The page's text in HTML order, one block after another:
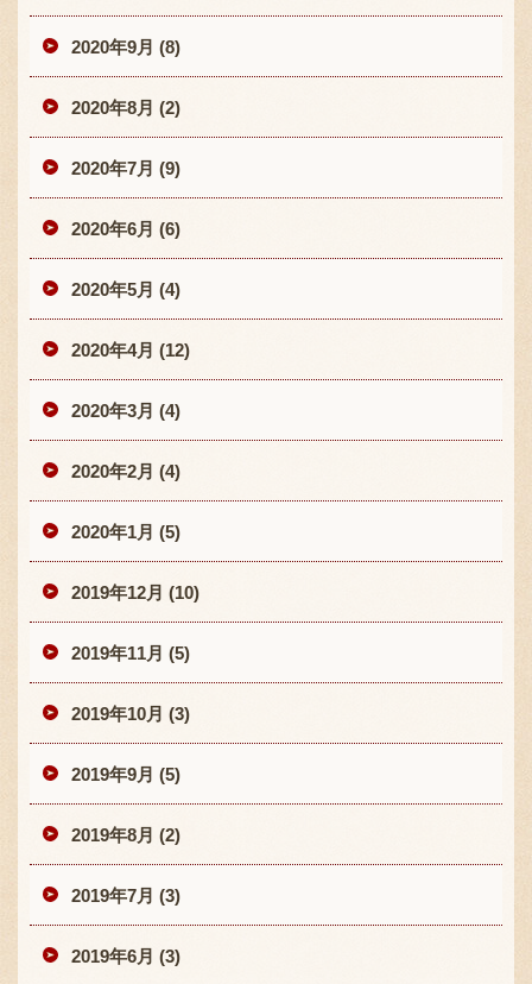
2020年9月 (8)
2020年8月 (2)
2020年7月 (9)
2020年6月 (6)
2020年5月 (4)
2020年4月 (12)
2020年3月 (4)
2020年2月 (4)
2020年1月 (5)
2019年12月 (10)
2019年11月 (5)
2019年10月 (3)
2019年9月 (5)
2019年8月 (2)
2019年7月 (3)
2019年6月 (3)